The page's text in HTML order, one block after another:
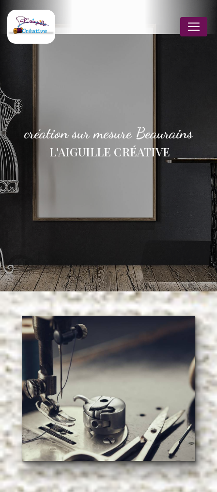
création sur mesure Beaurains
L'AIGUILLE CRÉATIVE